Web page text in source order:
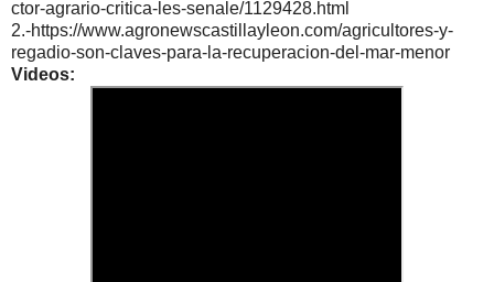
ctor-agrario-critica-les-senale/1129428.html
2.-https://www.agronewscastillayleon.com/agricultores-y-
regadio-son-claves-para-la-recuperacion-del-mar-menor
Videos: